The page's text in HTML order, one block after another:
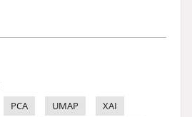
PCA UMAP
XAI